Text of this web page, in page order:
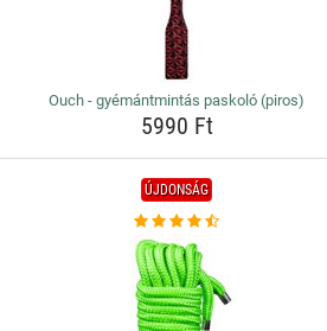
Ouch - gyémántmintás paskoló (piros)
5990 Ft
ÚJDONSÁG